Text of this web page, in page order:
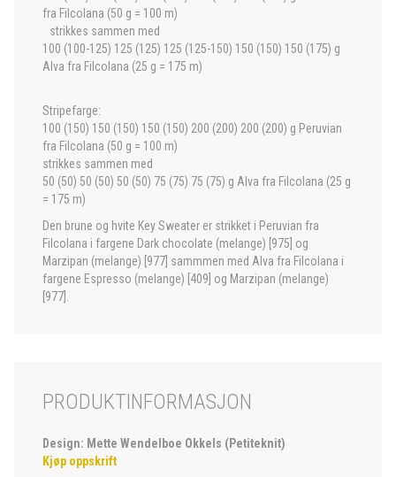
fra Filcolana (50 g = 100 m)
strikkes sammen med
100 (100-125) 125 (125) 125 (125-150) 150 (150) 150 (175) g
Alva fra Filcolana (25 g = 175 m)
Stripefarge:
100 (150) 150 (150) 150 (150) 200 (200) 200 (200) g Peruvian
fra Filcolana (50 g = 100 m)
strikkes sammen med
50 (50) 50 (50) 50 (50) 75 (75) 75 (75) g Alva fra Filcolana (25 g
= 175 m)
Den brune og hvite Key Sweater er strikket i Peruvian fra
Filcolana i fargene Dark chocolate (melange) [975] og
Marzipan (melange) [977] sammmen med Alva fra Filcolana i
fargene Espresso (melange) [409] og Marzipan (melange)
[977].
PRODUKTINFORMASJON
Design: Mette Wendelboe Okkels (Petiteknit)
Kjøp oppskrift